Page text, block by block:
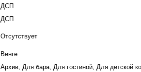
ДСП
ДСП
Отсутствует
Венге
Архив, Для бара, Для гостиной, Для детской